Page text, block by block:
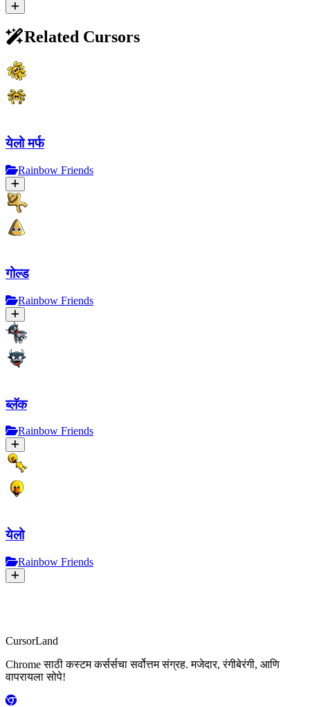
Related Cursors
येलो मर्फ
Rainbow Friends
गोल्ड
Rainbow Friends
ब्लॅक
Rainbow Friends
येलो
Rainbow Friends
CursorLand
Chrome साठी कस्टम कर्सर्सचा सर्वोत्तम संग्रह. मजेदार, रंगीबेरंगी, आणि
वापरायला सोपे!